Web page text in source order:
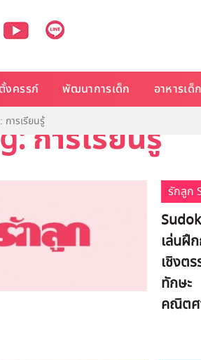
ตั้งครรภ์ พัฒนาการเด็ก อาหารเด็ก
การเรียนรู้การเรียนรู้
รักลูก
เล่นฝึ
เชิงตร
ทักษะ
คณิตศ